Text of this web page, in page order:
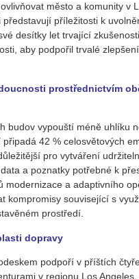
město a ko­mu­ni­ty v
pří­le­ži­tos­ti k
de­sít­ky let tr­va­jí­cí
aby pod­po­řil tr­va­lé
prostřednictvím
budov vy­pouš­tí méně uh­lí­ku
42 % ce­lo­svě­to­vých
pro vy­tvá­ře­ní
a po­znatky po­třeb­né k
mo­der­ni­za­ce a adap­tiv­ní­ho
kom­pro­mi­sy sou­vi­se­jí­cí s
pro­stře­dí.
dopravy
pod­po­ří v příš­tích
v re­gi­o­nu Los